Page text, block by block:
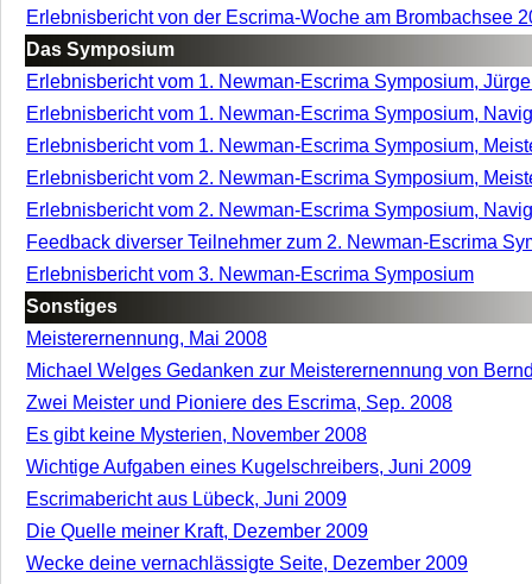
Erlebnisbericht von der Escrima-Woche am Brombachsee
Das Symposium
Erlebnisbericht vom 1. Newman-Escrima Symposium,
Erlebnisbericht vom 1. Newman-Escrima Symposium,
Erlebnisbericht vom 1. Newman-Escrima Symposium,
Erlebnisbericht vom 2. Newman-Escrima Symposium,
Erlebnisbericht vom 2. Newman-Escrima Symposium,
Feedback diverser Teilnehmer zum 2. Newman-Escrima
Erlebnisbericht vom 3. Newman-Escrima Symposium
Sonstiges
Meisterernennung, Mai 2008
Michael Welges Gedanken zur Meisterernennung von
Zwei Meister und Pioniere des Escrima, Sep. 2008
Es gibt keine Mysterien, November 2008
Wichtige Aufgaben eines Kugelschreibers, Juni 2009
Escrimabericht aus Lübeck, Juni 2009
Die Quelle meiner Kraft, Dezember 2009
Wecke deine vernachlässigte Seite, Dezember 2009